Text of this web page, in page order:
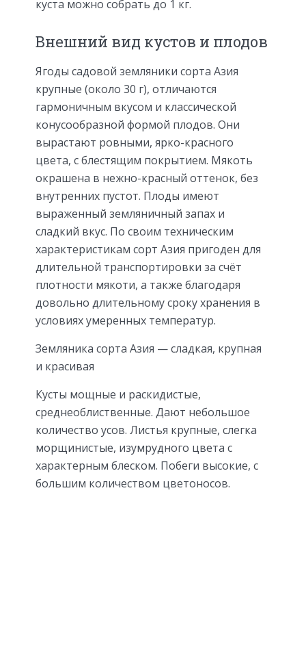
куста можно собрать до 1 кг.
Внешний вид кустов и плодов
Ягоды садовой земляники сорта Азия
крупные (около 30 г), отличаются
гармоничным вкусом и классической
конусообразной формой плодов. Они
вырастают ровными, ярко-красного
цвета, с блестящим покрытием. Мякоть
окрашена в нежно-красный оттенок, без
внутренних пустот. Плоды имеют
выраженный земляничный запах и
сладкий вкус. По своим техническим
характеристикам сорт Азия пригоден для
длительной транспортировки за счёт
плотности мякоти, а также благодаря
довольно длительному сроку хранения в
условиях умеренных температур.
Земляника сорта Азия — сладкая, крупная
и красивая
Кусты мощные и раскидистые,
среднеоблиственные. Дают небольшое
количество усов. Листья крупные, слегка
морщинистые, изумрудного цвета с
характерным блеском. Побеги высокие, с
большим количеством цветоносов.